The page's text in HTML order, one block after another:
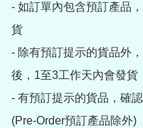
- 如訂單內包含預訂產品
貨
- 除有預訂提示的貨品外
後，1至3工作天內會發貨
- 有預訂提示的貨品，確
(Pre-Order預訂產品除外)